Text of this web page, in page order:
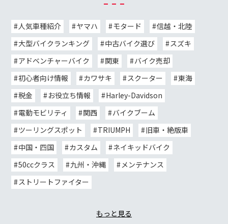
人気車種紹介 ヤマハ モタード
信越・北陸
大型バイクランキング
中古バイク選び
スズキ
アドベンチャーバイク
関東
バイク売却
初心者向け情報
カワサキ スクーター
東海
税金
お役立ち情報
Harley-Davidson
電動モビリティ
関西
バイクブーム
ツーリングスポット
TRIUMPH
旧車・絶版車
中国・四国
カスタム
ネイキッドバイク
50ccクラス
九州・沖縄
メンテナンス
ストリートファイター
もっと見る